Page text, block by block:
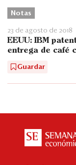
Notas
23 de agosto de 2018
EEUU: IBM
entrega de café
Guardar